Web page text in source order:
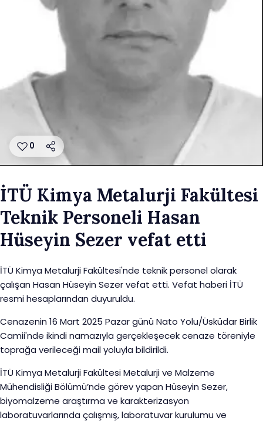
0
İTÜ Kimya Metalurji Fakültesi
Teknik Personeli Hasan
Hüseyin Sezer vefat etti
İTÜ Kimya Metalurji Fakültesi'nde teknik personel olarak
çalışan Hasan Hüseyin Sezer vefat etti. Vefat haberi İTÜ
resmi hesaplarından duyuruldu.
Cenazenin 16 Mart 2025 Pazar günü Nato Yolu/Üsküdar Birlik
Camii'nde ikindi namazıyla gerçekleşecek cenaze töreniyle
toprağa verileceği mail yoluyla bildirildi.
İTÜ Kimya Metalurji Fakültesi Metalurji ve Malzeme
Mühendisliği Bölümü’nde görev yapan Hüseyin Sezer,
biyomalzeme araştırma ve karakterizasyon
laboratuvarlarında çalışmış, laboratuvar kurulumu ve